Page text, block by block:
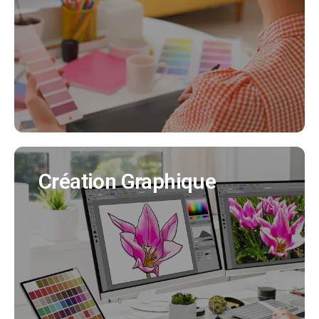
en cohérence avec tous vos supports de
communication. (Création charte graphique,
logo, déclinaisons..)
EN SAVOIR PLUS
Création Graphique
Création Graphique
Nous créons tous vos supports de
communication (flyer, affiche, brochure produit,
bulletin municipal, mascotte..)
EN SAVOIR PLUS